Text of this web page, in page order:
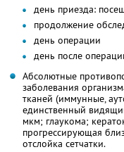
день приезда:
продолжение
день операции
день после
Абсолютные
заболевания
тканей (иммунные,
единственный
мкм; глаукома;
прогрессирующая
отслойка сетчатки.